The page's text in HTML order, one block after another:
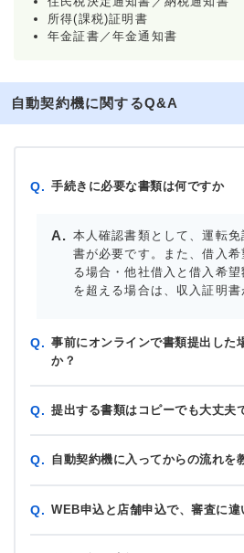
所得(課税)証明書
年金証書／年金通知書
自動契約機に関するQ&A
Q. 手続きに必要な書類は何ですか
本人確認書類として、運転
書が必要です。また、借入希
る場合・他社借入と借入希
を超える場合は、収入証明書
Q. 事前にオンラインで書類提出した
か？
Q. 提出する書類はコピーでも大丈夫
Q. 自動契約機に入ってからの流れを
Q. WEB申込と店舗申込で、審査に違